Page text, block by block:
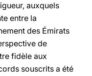
auxquels
entre la
des Émirats
de
fidèle aux
souscrits a été